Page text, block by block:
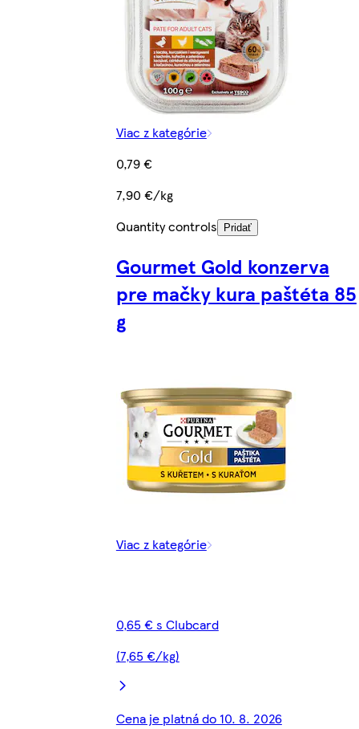
Viac z kategórie
0,79 €
7,90 €/kg
Quantity controls
Pridať
Gourmet Gold konzerva
pre mačky kura paštéta 85
g
Viac z kategórie
0,65 € s Clubcard
(7,65 €/kg)
Cena je platná do 10. 8. 2026